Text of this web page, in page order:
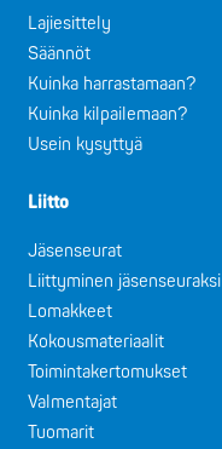
Lajiesittely
Säännöt
Kuinka harrastamaan?
Kuinka kilpailemaan?
Usein kysyttyä
Liitto
Jäsenseurat
Liittyminen jäsenseuraksi
Lomakkeet
Kokousmateriaalit
Toimintakertomukset
Valmentajat
Tuomarit